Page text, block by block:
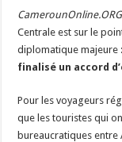
Centrale est sur le
diplomatique majeure :
finalisé un accord
Pour les voyageurs
que les touristes qui
bureaucratiques entre